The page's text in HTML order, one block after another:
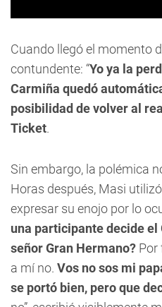
Cuando llegó el momento
contundente: “Yo ya la
Carmiña quedó
posibilidad de volver al
Ticket.
Sin embargo, la polémica
Horas después, Masi
expresar su enojo por lo
una participante decide el
señor Gran Hermano? Por
a mí no. Vos no sos mi
se portó bien, pero que